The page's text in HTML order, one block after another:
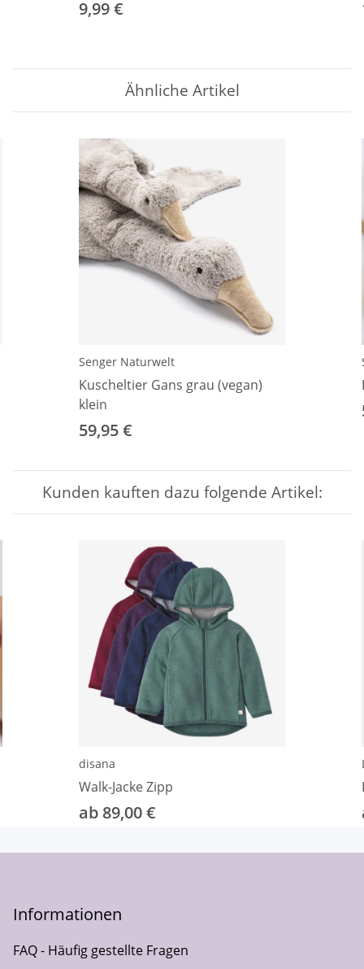
9,99 €
Ähnliche Artikel
Senger Naturwelt
Kuscheltier Gans grau (vegan)
klein
59,95 €
Kunden kauften dazu folgende Artikel:
disana
Walk-Jacke Zipp
ab 89,00 €
Informationen
FAQ - Häufig gestellte Fragen